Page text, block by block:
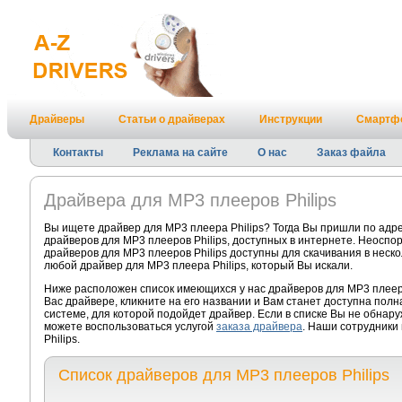
Драйверы Статьи о драйверах Инструкции
Контакты Реклама на сайте О нас Заказ файла
Драйвера для MP3 плееров Philips
Вы ищете драйвер для MP3 плеера Philips? Тогда Вы пришли по
драйверов для MP3 плееров Philips, доступных в интернете.
драйверов для MP3 плееров Philips доступны для скачивания в
любой драйвер для MP3 плеера Philips, который Вы искали.
Ниже расположен список имеющихся у нас драйверов для MP3
Вас драйвере, кликните на его названии и Вам станет доступна
системе, для которой подойдет драйвер. Если в списке Вы не
можете воспользоваться услугой заказа драйвера. Наши сотрудники
Philips.
Список драйверов для MP3 плееров Philips